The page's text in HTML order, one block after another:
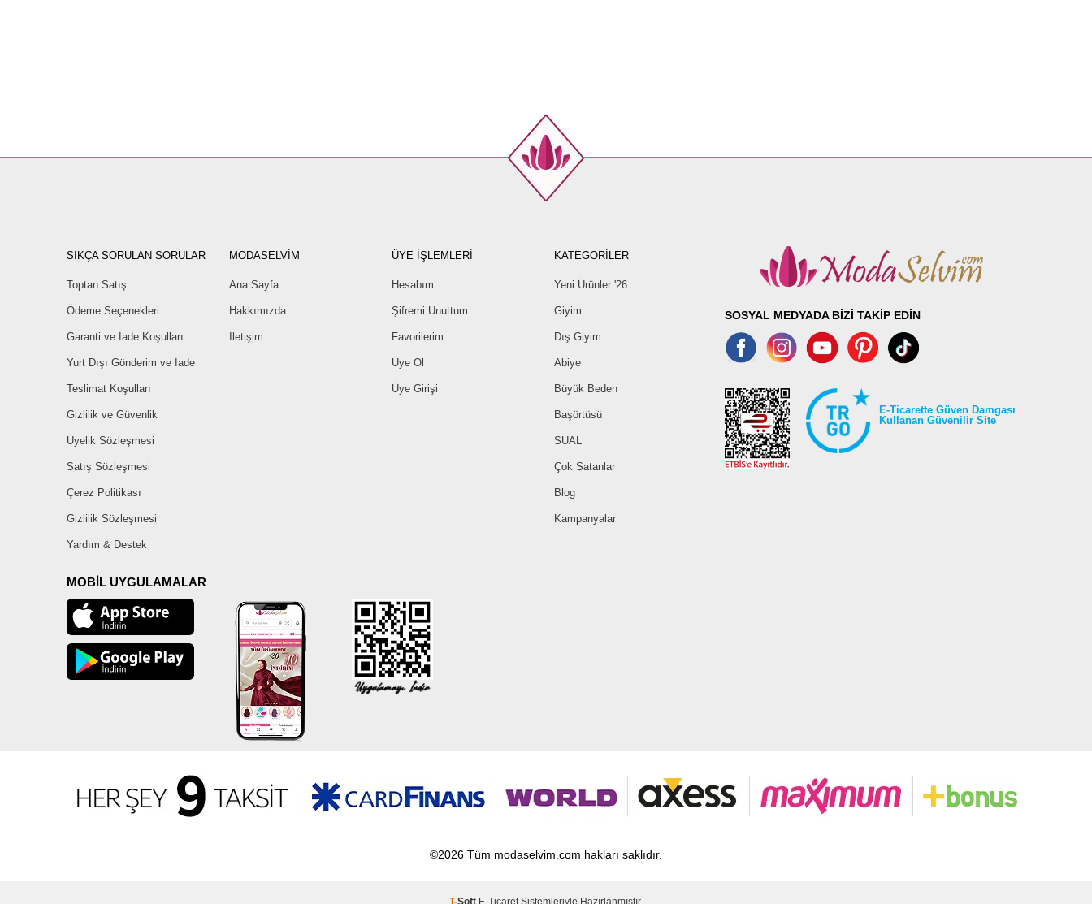
SIKÇA SORULAN SORULAR
Toptan Satış
Ödeme Seçenekleri
Garanti ve İade Koşulları
Yurt Dışı Gönderim ve İade
Teslimat Koşulları
Gizlilik ve Güvenlik
Üyelik Sözleşmesi
Satış Sözleşmesi
Çerez Politikası
Gizlilik Sözleşmesi
Yardım & Destek
MODASELVİM
Ana Sayfa
Hakkımızda
İletişim
ÜYE İŞLEMLERİ
Hesabım
Şifremi Unuttum
Favorilerim
Üye Ol
Üye Girişi
KATEGORİLER
Yeni Ürünler '26
Giyim
Dış Giyim
Abiye
Büyük Beden
Başörtüsü
SUAL
Çok Satanlar
Blog
Kampanyalar
MOBİL UYGULAMALAR
SOSYAL MEDYADA BİZİ TAKİP EDİN
E-Ticarette Güven Damgası
Kullanan Güvenilir Site
©2026 Tüm modaselvim.com hakları saklıdır.
T-Soft E-Ticaret Sistemleriyle Hazırlanmıştır.